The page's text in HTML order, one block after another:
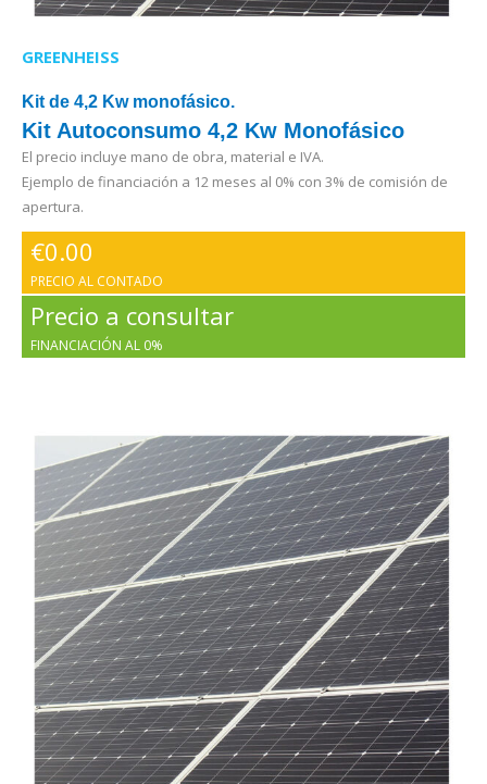
GREENHEISS
Kit de 4,2 Kw monofásico.
Kit Autoconsumo 4,2 Kw Monofásico
El precio incluye mano de obra, material e IVA.
Ejemplo de financiación a 12 meses al 0% con 3% de comisión de
apertura.
€0.00
PRECIO AL CONTADO
Precio a consultar
FINANCIACIÓN AL 0%